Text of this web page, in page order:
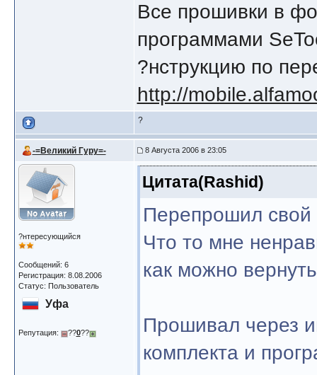
Все прошивки в
программами
?нструкцию по
http://
?
-=Великий Гуру=- 8 Августа 2006 в 23:05
?нтересующийся
Сообщений: 6
Регистрация: 8.08.2006
Статус: Пользователь
Уфа
Репутация: ??0??
Цитата(Rashid)
Перепрошил свой
Что то мне
как можно
Прошивал через
комплекта и